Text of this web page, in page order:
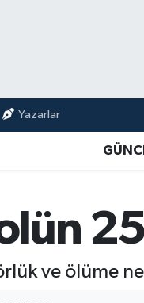
Yazarlar
ve ölüme